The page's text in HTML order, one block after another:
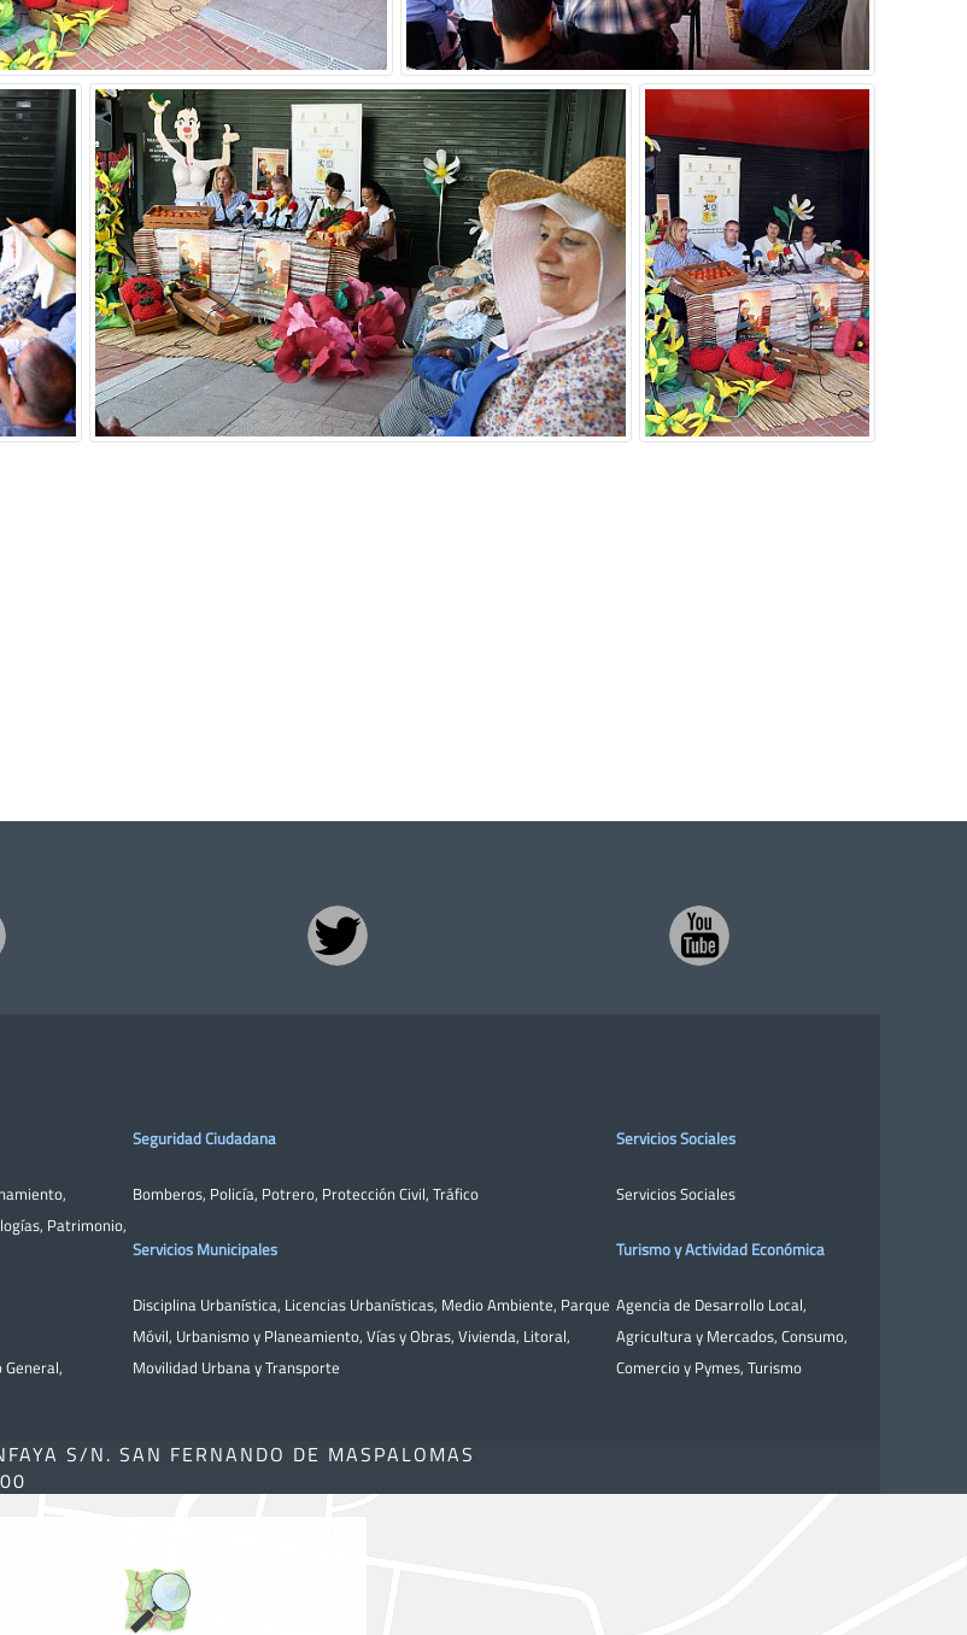
,
, Patrimonio,
General,
Seguridad Ciudadana
Bomberos, Policía, Potrero, Protección Civil, Tráfico
Servicios Municipales
Disciplina Urbanística, Licencias Urbanísticas, Medio Ambiente, Parque
Móvil, Urbanismo y Planeamiento, Vías y Obras, Vivienda, Litoral,
Movilidad Urbana y Transporte
Servicios Sociales
Servicios Sociales
Turismo y Actividad Económica
Agencia de Desarrollo Local,
Agricultura y Mercados, Consumo,
Comercio y Pymes, Turismo
S/N. SAN FERNANDO DE MASPALOMAS